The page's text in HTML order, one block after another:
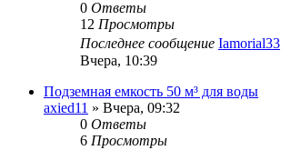
0 Ответы
12 Просмотры
Последнее сообщение Iamorial33
Вчера, 10:39
Подземная емкость 50 м³ для воды
axied11 » Вчера, 09:32
0 Ответы
6 Просмотры